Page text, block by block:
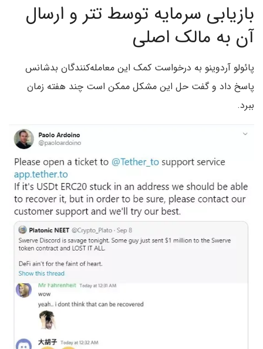
بازیابی سرمایه توسط تتر و ارسال
آن به مالک اصلی
پائولو آردوینو به درخواست کمک این معامله‌کنندگان بدشانس
پاسخ داد و گفت حل این مشکل ممکن است چند هفته زمان
ببرد.